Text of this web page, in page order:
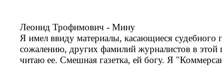
Леонид Трофимович - Мину
Я имел ввиду материалы, касающиеся судебного
сожалению, других фамилий журналистов в этой
читаю ее. Смешная газетка, ей богу. Я